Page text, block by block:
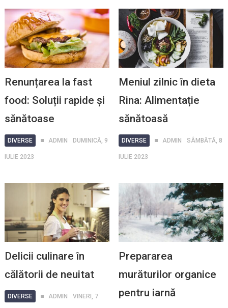
Renunțarea la fast
food: Soluții rapide și
sănătoase
DIVERSE ADMIN DUMINICĂ, 9
IULIE 2023
Meniul zilnic în dieta
Rina: Alimentație
sănătoasă
DIVERSE ADMIN SÂMBĂTĂ, 8
IULIE 2023
Delicii culinare în
călătorii de neuitat
DIVERSE ADMIN VINERI, 7
Prepararea
murăturilor organice
pentru iarnă